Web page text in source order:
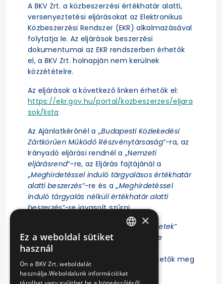
A BKV Zrt. a közbeszerzési értékhatár alatti,
versenyeztetési eljárásokat az Elektronikus
Közbeszerzési Rendszer (EKR) alkalmazásával
folytatja le. Az eljárások beszerzési
dokumentumai az EKR rendszerben érhetők
el, a BKV Zrt. holnapján nem kerülnek
közzétételre.
Az eljárások a következő linken érhetők el:
https://ekr.gov.hu/portal/kozbeszerzes/eljara
sok/lista
Az Ajánlatkérőnél a „Budapesti Közlekedési
Zártkörűen Működő Részvénytársaság”-ra, az
Irányadó eljárási rendnél a „Nemzeti
eljárásrend”-re, az Eljárás fajtájánál a
„Meghirdetéssel induló tárgyalásos értékhatár
alatti beszerzés”-re és a „Meghirdetéssel
induló tárgyalás nélküli értékhatár alatti
beszerzés”-re javasolt szűrni.
Ezt követően az adott eljárás „ Műveletek”
oszlopában megjelenő „
”-re
kattintás után érhető el az eljárás
ajánlattételi felhívása, illetve tekinthetők meg
az eljárásra vonatkozó főbb adatok.
×
Ez a weboldal sütiket
használ
Ön a BKV Zrt. weboldalát
használja.Weboldalunk információkat